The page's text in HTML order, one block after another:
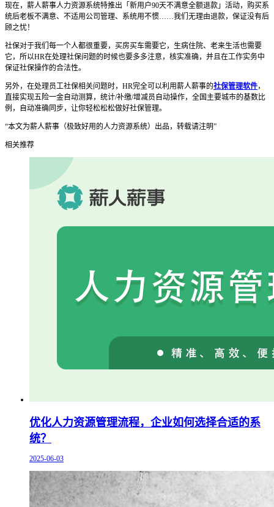
现在，薪人薪事人力资源系统特推出「新用户90天不满意全额退款」活动，购买系
统后老板不满意、不适用公司管理、系统用不惯……我们无理由退款，保证没有后
顾之忧！
社保对于我们每一个人都很重要，买房买车需要它，生病住院、老来生活也需要
它，所以HR在处理社保问题的时候也要多多注意，核实准确，并且在工作实务中
保证社保操作的合法性。
另外，在处理员工社保相关问题时，HR完全可以利用薪人薪事的社保管理软件，
直接实现五险一金自动测算，统计/补缴/增减员自动操作，全国主要城市的基数比
例，自动准确同步，让你轻松松松做好社保管理。
“本文为薪人薪事（极致好用的人力资源系统）出品，转载请注明”
相关推荐
优化人力资源管理流程，企业如何选择合适的系
统？
2025-06-03